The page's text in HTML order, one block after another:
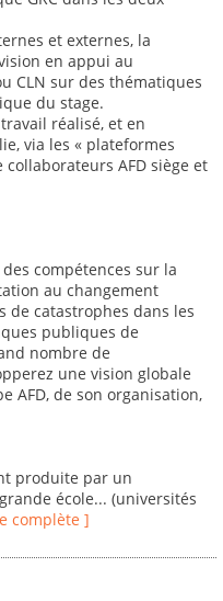
et externes, la
en appui au
CLN sur des thématiques
du stage.
réalisé, et en
via les « plateformes
collaborateurs AFD siège et
compétences sur la
au changement
de catastrophes dans les
publiques de
nombre de
une vision globale
AFD, de son organisation,
produite par un
école... (universités
complète ]